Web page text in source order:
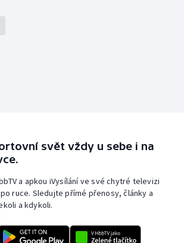
svět vždy u sebe i na
a apkou iVysílání ve své chytré televizi
ruce. Sledujte přímé přenosy, články a
a kdykoli.